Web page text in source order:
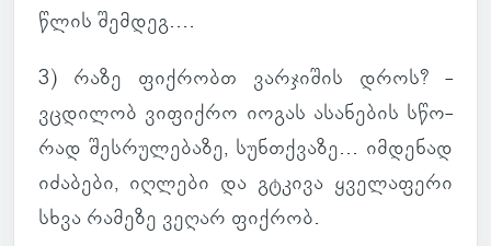
წლის შემ­დეგ....
3) რაზე ფიქ­რობთ ვარ­ჯი­შის დროს? -
ვცდი­ლობ ვი­ფიქრო იოგას ასა­ნე­ბის სწო­
რად შეს­რუ­ლე­ბაზე, სუნ­თქვაზე... იმ­დე­ნად
იძა­ბები, იღ­ლები და გტკივა ყვე­ლა­ფერი
სხვა რა­მეზე ვეღარ ფიქ­რობ.